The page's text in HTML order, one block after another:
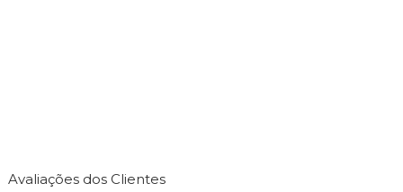
Avaliações dos Clientes